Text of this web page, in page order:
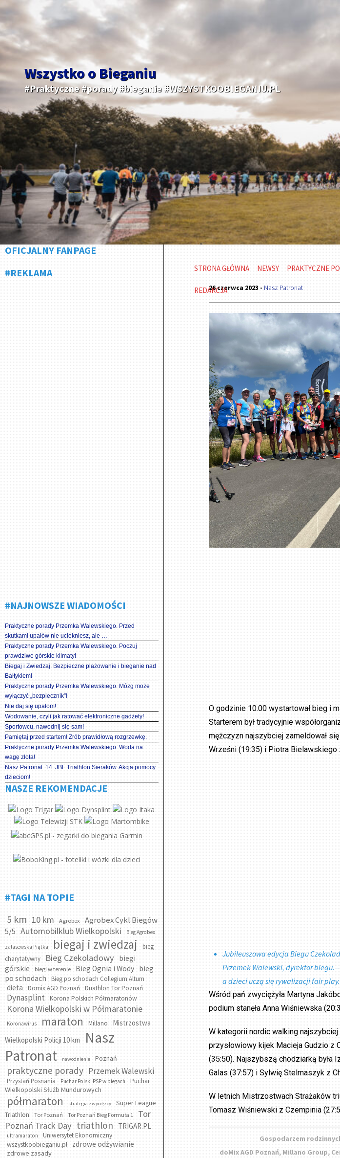
Wszystko o Bieganiu
#Praktyczne #porady #bieganie #WSZYSTKOOBIEGANIU.PL
OFICJALNY FANPAGE
#REKLAMA
#NAJNOWSZE WIADOMOŚCI
Praktyczne porady Przemka Walewskiego. Przed
skutkami upałów nie uciekniesz, ale …
Praktyczne porady Przemka Walewskiego. Poczuj
prawdziwe górskie klimaty!
Biegaj i Zwiedzaj. Bezpieczne plażowanie i bieganie nad
Bałtykiem!
Praktyczne porady Przemka Walewskiego. Mózg może
wyłączyć „bezpiecznik”!
Nie daj się upałom!
Wodowanie, czyli jak ratować elektroniczne gadżety!
Sportowcu, nawodnij się sam!
Pamiętaj przed startem! Zrób prawidłową rozgrzewkę.
Praktyczne porady Przemka Walewskiego. Woda na
wagę złota!
Nasz Patronat. 14. JBL Triathlon Sieraków. Akcja pomocy
dzieciom!
NASZE REKOMENDACJE
#TAGI NA TOPIE
5 km 10 km Agrobex
Agrobex Cykl Biegów
5/5 Automobilklub Wielkopolski Bieg Agrobex
zalasewska Piątka biegaj i zwiedzaj
bieg
charytatywny
Bieg Czekoladowy
biegi
górskie
biegi w terenie Bieg Ognia i Wody bieg
po schodach
Bieg po schodach Collegium Altum
dieta Domix AGD Poznań Duathlon Tor Poznań
Dynasplint Korona Polskich Półmaratonów
Korona Wielkopolski w Półmaratonie
Koronawirus maraton Millano
Mistrzostwa
Wielkopolski Policji 10 km
Nasz
Patronat
nawodnienie Poznań
praktyczne porady Przemek Walewski
Przystań Posnania Puchar Polski PSP w biegach
Puchar
Wielkopolski Służb Mundurowych
półmaraton strategia zwycięzcy
Super League
Triathlon
Tor Poznań Tor Poznań Bieg Formuła 1
Tor
Poznań Track Day triathlon TRIGAR.PL
ultramaraton Uniwersytet Ekonomiczny
wszystkoobieganiu.pl zdrowe odżywianie
zdrowe zasady
STRONA GŁÓWNA NEWSY PRAKTYCZNE
REDAKCJA
26 czerwca 2023 - Nasz Patronat
O godzinie 10.00 wystartował bieg i
Starterem był tradycyjnie
mężczyzn najszybciej zameldował
Wrześni (19:35) i Piotra Bielawskiego
Jubileuszowa edycja Biegu
Przemek Walewski, dyrektor biegu.
a dzieci uczą się rywalizacji fair play.
Wśród pań zwyciężyła Martyna
podium stanęła Anna Wiśniewska
W kategorii nordic walking
przysłowiowy kijek Macieja Gudzio z
(35:50). Najszybszą chodziarką była
Galas (37:57) i Sylwię Stelmaszyk z
W letnich Mistrzostwach Strażaków
Tomasz Wiśniewski z Czempinia
Gospodarzem
doMix AGD Poznań, Millano Group,